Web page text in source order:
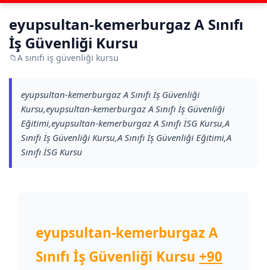
eyupsultan-kemerburgaz A Sınıfı
İş Güvenliği Kursu
📁A sınıfı iş güvenliği kursu
eyupsultan-kemerburgaz A Sınıfı İş Güvenliği
Kursu,eyupsultan-kemerburgaz A Sınıfı İş Güvenliği
Eğitimi,eyupsultan-kemerburgaz A Sınıfı İSG Kursu,A
Sınıfı İş Güvenliği Kursu,A Sınıfı İş Güvenliği Eğitimi,A
Sınıfı İSG Kursu
eyupsultan-kemerburgaz A
Sınıfı İş Güvenliği Kursu +90